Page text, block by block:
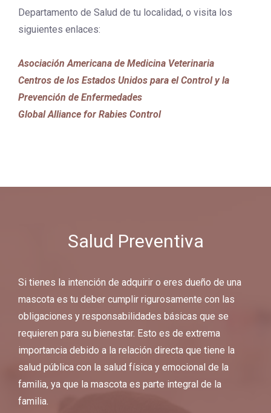
Departamento de Salud de tu localidad, o visita los
siguientes enlaces:
Asociación Americana de Medicina Veterinaria
Centros de los Estados Unidos para el Control y la
Prevención de Enfermedades
Global Alliance for Rabies Control
Salud Preventiva
Si tienes la intención de adquirir o eres dueño de una
mascota es tu deber cumplir rigurosamente con las
obligaciones y responsabilidades básicas que se
requieren para su bienestar. Esto es de extrema
importancia debido a la relación directa que tiene la
salud pública con la salud física y emocional de la
familia, ya que la mascota es parte integral de la
familia.